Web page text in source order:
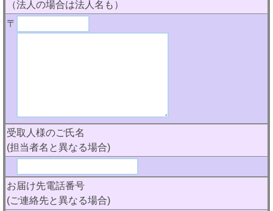
（法人の場合は法人名も）
〒
受取人様のご氏名
(担当者名と異なる場合)
お届け先電話番号
(ご連絡先と異なる場合)